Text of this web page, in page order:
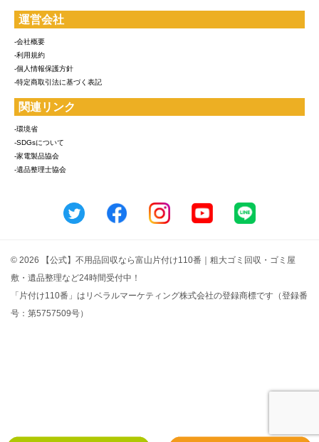
運営会社
-会社概要
-利用規約
-個人情報保護方針
-特定商取引法に基づく表記
関連リンク
-環境省
-SDGsについて
-家電製品協会
-遺品整理士協会
© 2026 【公式】不用品回収なら富山片付け110番｜粗大ゴミ回収・ゴミ屋
敷・遺品整理など24時間受付中！
「片付け110番」はリベラルマーケティング株式会社の登録商標です（登録番
号：第5757509号）